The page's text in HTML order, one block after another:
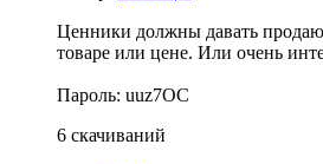
Ценники должны давать
товаре или цене. Или очень
Пароль: uuz7OC
6 скачиваний